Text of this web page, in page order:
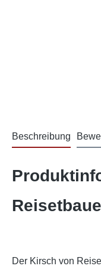
Beschreibung
Der Kirsch von